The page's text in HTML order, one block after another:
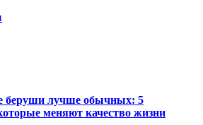
беруши лучше обычных: 5
меняют качество жизни